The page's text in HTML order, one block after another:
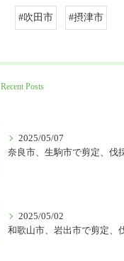
#吹田市 #摂津市
Recent Posts
2025/05/07
2025/05/02